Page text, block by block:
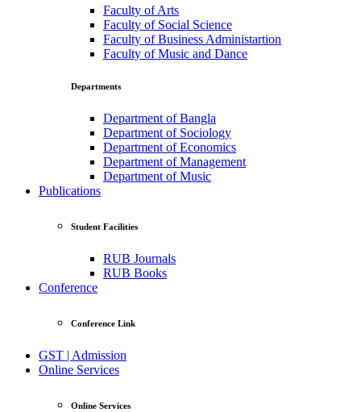
Faculty of Arts
Faculty of Social Science
Faculty of Business Administartion
Faculty of Music and Dance
Departments
Department of Bangla
Department of Sociology
Department of Economics
Department of Management
Department of Music
Publications
Student Facilities
RUB Journals
RUB Books
Conference
Conference Link
GST | Admission
Online Services
Online Services